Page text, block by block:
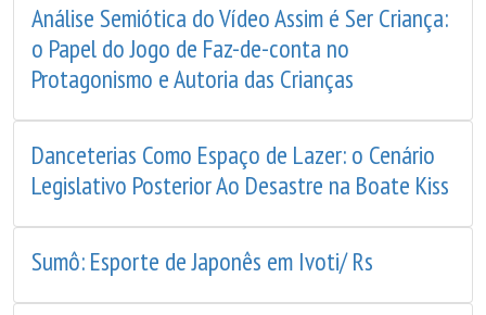
Análise Semiótica do Vídeo Assim é Ser Criança:
o Papel do Jogo de Faz-de-conta no
Protagonismo e Autoria das Crianças
Danceterias Como Espaço de Lazer: o Cenário
Legislativo Posterior Ao Desastre na Boate Kiss
Sumô: Esporte de Japonês em Ivoti/ Rs